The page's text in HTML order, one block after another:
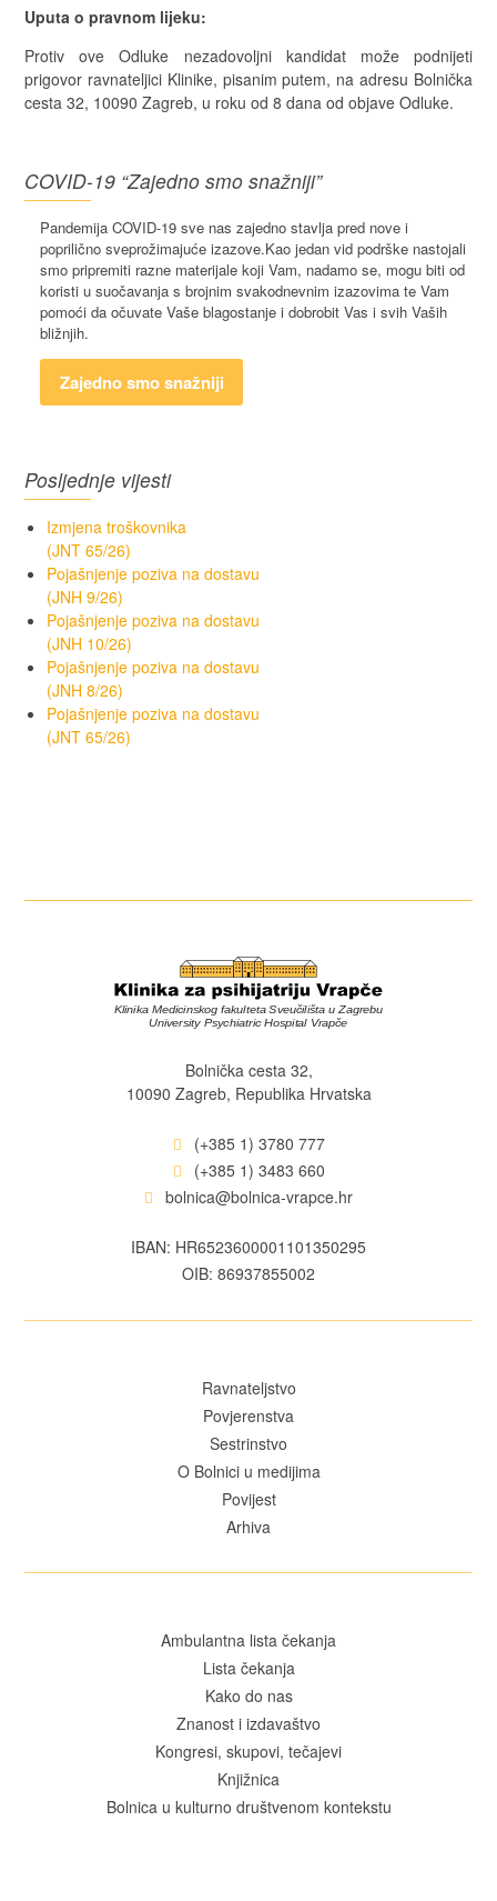
Uputa o pravnom lijeku:
Protiv ove Odluke nezadovoljni kandidat može podnijeti
prigovor ravnateljici Klinike, pisanim putem, na adresu Bolnička
cesta 32, 10090 Zagreb, u roku od 8 dana od objave Odluke.
COVID-19 “Zajedno smo snažniji”
Pandemija COVID-19 sve nas zajedno stavlja pred nove i
poprilično sveprožimajuće izazove.Kao jedan vid podrške nastojali
smo pripremiti razne materijale koji Vam, nadamo se, mogu biti od
koristi u suočavanja s brojnim svakodnevnim izazovima te Vam
pomoći da očuvate Vaše blagostanje i dobrobit Vas i svih Vaših
bližnjih.
Zajedno smo snažniji
Posljednje vijesti
Izmjena troškovnika
(JNT 65/26)
Pojašnjenje poziva na dostavu
(JNH 9/26)
Pojašnjenje poziva na dostavu
(JNH 10/26)
Pojašnjenje poziva na dostavu
(JNH 8/26)
Pojašnjenje poziva na dostavu
(JNT 65/26)
Bolnička cesta 32,
10090 Zagreb, Republika Hrvatska
(+385 1) 3780 777
(+385 1) 3483 660
bolnica@bolnica-vrapce.hr
IBAN: HR6523600001101350295
OIB: 86937855002
Ravnateljstvo
Povjerenstva
Sestrinstvo
O Bolnici u medijima
Povijest
Arhiva
Ambulantna lista čekanja
Lista čekanja
Kako do nas
Znanost i izdavaštvo
Kongresi, skupovi, tečajevi
Knjižnica
Bolnica u kulturno društvenom kontekstu